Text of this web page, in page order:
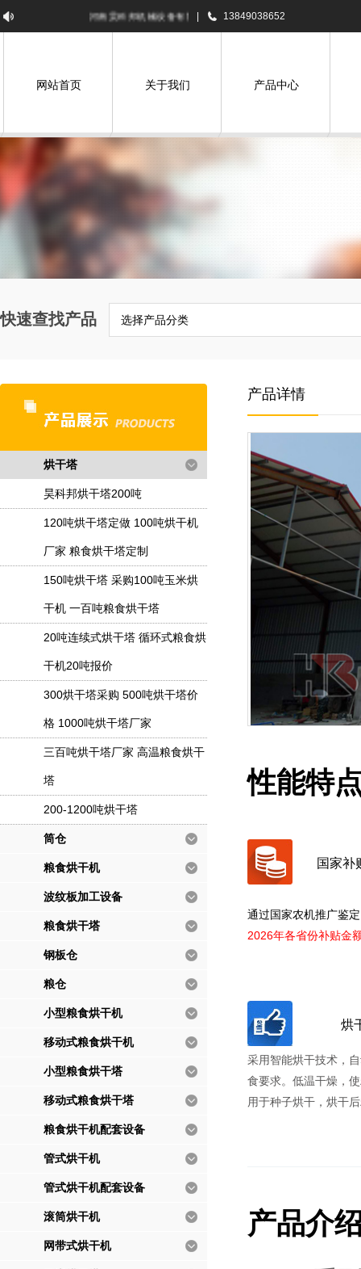
河南昊科邦机械设备有限公司欢迎您！13849038652
网站首页 关于我们 产品中心
快速查找产品 选择产品分类
烘干塔
昊科邦烘干塔200吨
120吨烘干塔定做 100吨烘干机
厂家 粮食烘干塔定制
150吨烘干塔 采购100吨玉米烘
干机 一百吨粮食烘干塔
20吨连续式烘干塔 循环式粮食烘
干机20吨报价
300烘干塔采购 500吨烘干塔价
格 1000吨烘干塔厂家
三百吨烘干塔厂家 高温粮食烘干
塔
200-1200吨烘干塔
筒仓
粮食烘干机
波纹板加工设备
粮食烘干塔
钢板仓
粮仓
小型粮食烘干机
移动式粮食烘干机
小型粮食烘干塔
移动式粮食烘干塔
粮食烘干机配套设备
管式烘干机
管式烘干机配套设备
滚筒烘干机
网带式烘干机
产品详情
性能特
国家补
通过国家农机推广鉴
2026年各省份补贴金
烘
采用智能烘干技术，
食要求。低温干燥，
用于种子烘干，烘干
产品介